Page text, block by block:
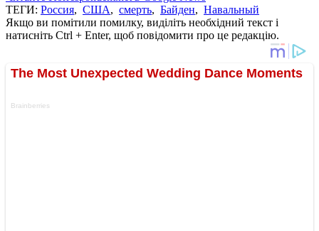
ТЕГИ: Россия, США, смерть, Байден, Навальный
Якщо ви помітили помилку, виділіть необхідний текст і
натисніть Ctrl + Enter, щоб повідомити про це редакцію.